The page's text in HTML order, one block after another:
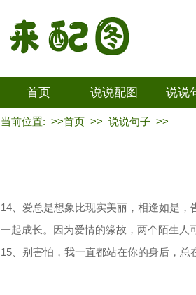
首页 说说配图 说说
当前位置: >>首页 >> 说说句子 >>
14、爱总是想象比现实美丽，相逢如是
一起成长。因为爱情的缘故，两个陌生人
15、别害怕，我一直都站在你的身后，